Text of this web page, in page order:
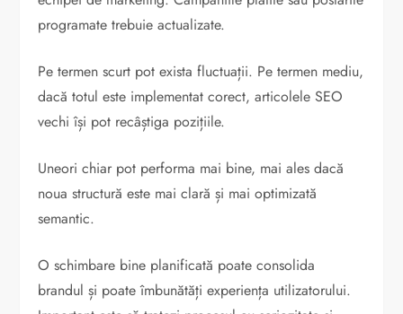
programate trebuie actualizate.
Pe termen scurt pot exista fluctuații. Pe termen mediu,
dacă totul este implementat corect, articolele SEO
vechi își pot recâștiga pozițiile.
Uneori chiar pot performa mai bine, mai ales dacă
noua structură este mai clară și mai optimizată
semantic.
O schimbare bine planificată poate consolida
brandul și poate îmbunătăți experiența utilizatorului.